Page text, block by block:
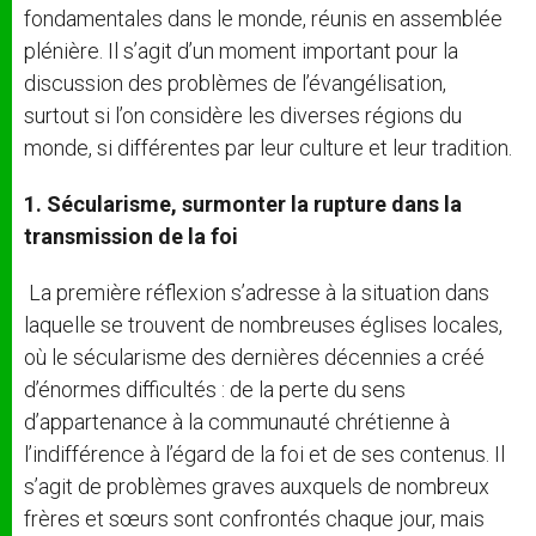
fondamentales dans le monde, réunis en assemblée
plénière. Il s’agit d’un moment important pour la
discussion des problèmes de l’évangélisation,
surtout si l’on considère les diverses régions du
monde, si différentes par leur culture et leur tradition.
1. Sécularisme, surmonter la rupture dans la
transmission de la foi
La première réflexion s’adresse à la situation dans
laquelle se trouvent de nombreuses églises locales,
où le sécularisme des dernières décennies a créé
d’énormes difficultés : de la perte du sens
d’appartenance à la communauté chrétienne à
l’indifférence à l’égard de la foi et de ses contenus. Il
s’agit de problèmes graves auxquels de nombreux
frères et sœurs sont confrontés chaque jour, mais